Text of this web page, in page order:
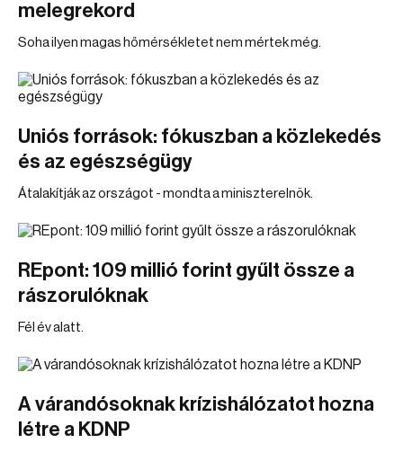
melegrekord
Soha ilyen magas hőmérsékletet nem mértek még.
Uniós források: fókuszban a közlekedés
és az egészségügy
Átalakítják az országot - mondta a miniszterelnök.
REpont: 109 millió forint gyűlt össze a
rászorulóknak
Fél év alatt.
A várandósoknak krízishálózatot hozna
létre a KDNP